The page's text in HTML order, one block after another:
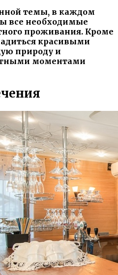
темы, в каждом
все необходимые
проживания. Кроме
красивыми
природу и
моментами